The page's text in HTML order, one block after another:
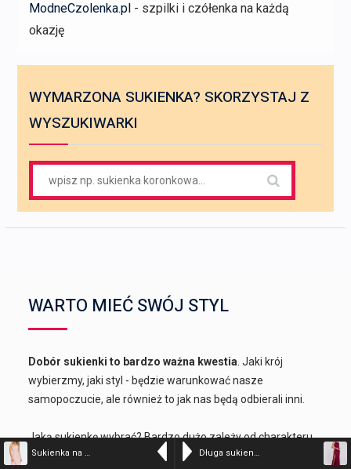
Sukienka na wesele ołówkowa z gorsetem asymetryczna pudrowy róż Długa sukienka wieczorowa na wesele błyszcząca halter neck czerwona
ModneCzolenka.pl - szpilki i czółenka na każdą
okazję
WYMARZONA SUKIENKA? SKORZYSTAJ Z
WYSZUKIWARKI
for:
WARTO MIEĆ SWÓJ STYL
Dobór sukienki to bardzo ważna kwestia . Jaki krój
wybierzmy, jaki styl - będzie warunkować nasze
samopoczucie, ale również to jak nas będą odbierali inni.
Jaką sukienkę wybrać? Bardzo dużo zależy od charakteru
imprezy na którą się wybierasz lub od tego jak wyjątkowo